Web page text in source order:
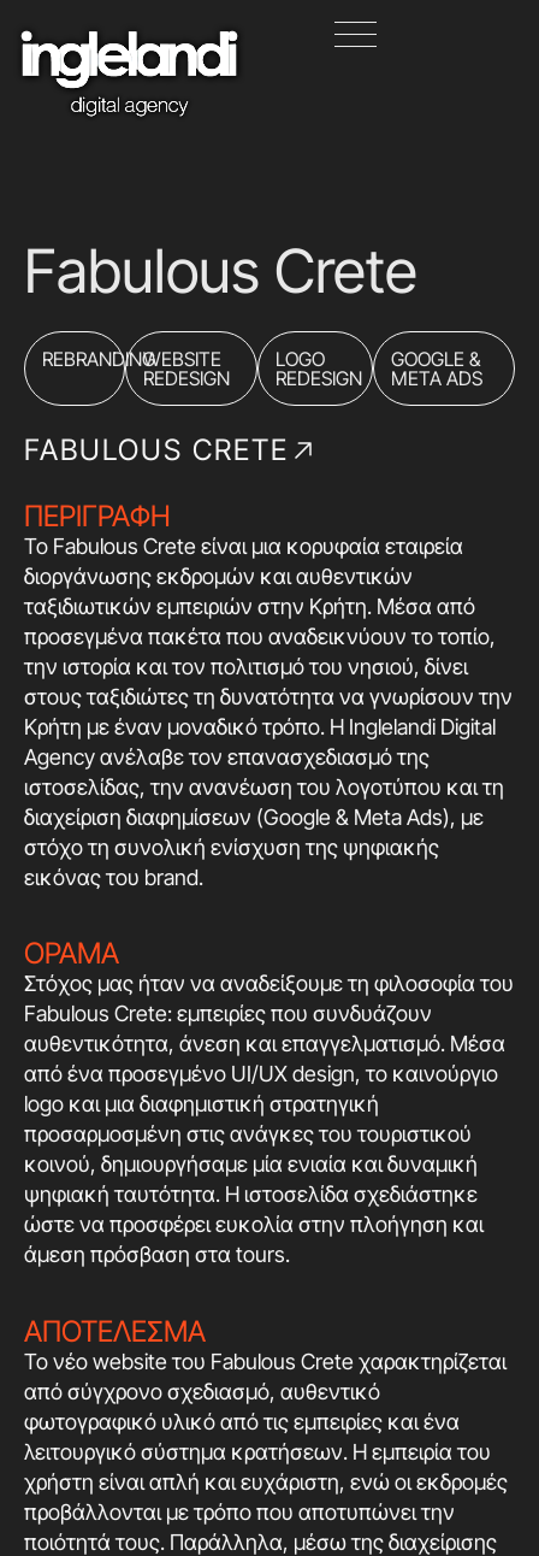
Fabulous Crete
REBRANDINGWEBSITE
REDESIGN
LOGO
REDESIGN
GOOGLE &
META ADS
FABULOUS CRETE
ΠΕΡΙΓΡΑΦΗ
Το Fabulous Crete είναι μια κορυφαία εταιρεία
διοργάνωσης εκδρομών και αυθεντικών
ταξιδιωτικών εμπειριών στην Κρήτη. Μέσα από
προσεγμένα πακέτα που αναδεικνύουν το τοπίο,
την ιστορία και τον πολιτισμό του νησιού, δίνει
στους ταξιδιώτες τη δυνατότητα να γνωρίσουν την
Κρήτη με έναν μοναδικό τρόπο. Η Inglelandi Digital
Agency ανέλαβε τον επανασχεδιασμό της
ιστοσελίδας, την ανανέωση του λογοτύπου και τη
διαχείριση διαφημίσεων (Google & Meta Ads), με
στόχο τη συνολική ενίσχυση της ψηφιακής
εικόνας του brand.
ΟΡΑΜΑ
Στόχος μας ήταν να αναδείξουμε τη φιλοσοφία του
Fabulous Crete: εμπειρίες που συνδυάζουν
αυθεντικότητα, άνεση και επαγγελματισμό. Μέσα
από ένα προσεγμένο UI/UX design, το καινούργιο
logo και μια διαφημιστική στρατηγική
προσαρμοσμένη στις ανάγκες του τουριστικού
κοινού, δημιουργήσαμε μία ενιαία και δυναμική
ψηφιακή ταυτότητα. Η ιστοσελίδα σχεδιάστηκε
ώστε να προσφέρει ευκολία στην πλοήγηση και
άμεση πρόσβαση στα tours.
ΑΠΟΤΕΛΕΣΜΑ
Το νέο website του Fabulous Crete χαρακτηρίζεται
από σύγχρονο σχεδιασμό, αυθεντικό
φωτογραφικό υλικό από τις εμπειρίες και ένα
λειτουργικό σύστημα κρατήσεων. Η εμπειρία του
χρήστη είναι απλή και ευχάριστη, ενώ οι εκδρομές
προβάλλονται με τρόπο που αποτυπώνει την
ποιότητά τους. Παράλληλα, μέσω της διαχείρισης